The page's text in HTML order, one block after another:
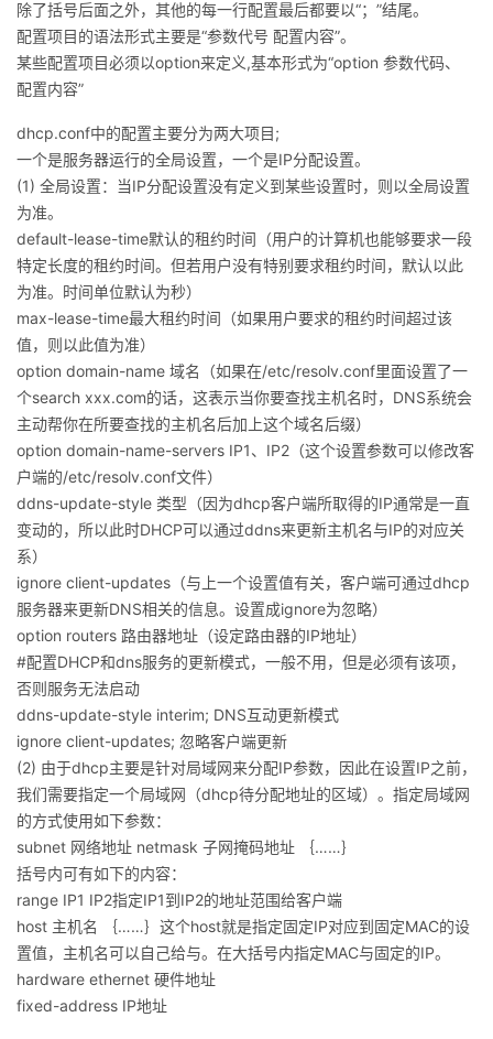
除了括号后面之外，其他的每一行配置最后都要以“；”结尾。
配置项目的语法形式主要是“参数代号 配置内容”。
某些配置项目必须以option来定义,基本形式为“option 参数代码、
配置内容”
dhcp.conf中的配置主要分为两大项目;
一个是服务器运行的全局设置，一个是IP分配设置。
(1) 全局设置：当IP分配设置没有定义到某些设置时，则以全局设置
为准。
default-lease-time默认的租约时间（用户的计算机也能够要求一段
特定长度的租约时间。但若用户没有特别要求租约时间，默认以此
为准。时间单位默认为秒）
max-lease-time最大租约时间（如果用户要求的租约时间超过该
值，则以此值为准）
option domain-name 域名（如果在/etc/resolv.conf里面设置了一
个search xxx.com的话，这表示当你要查找主机名时，DNS系统会
主动帮你在所要查找的主机名后加上这个域名后缀）
option domain-name-servers IP1、IP2（这个设置参数可以修改客
户端的/etc/resolv.conf文件）
ddns-update-style 类型（因为dhcp客户端所取得的IP通常是一直
变动的，所以此时DHCP可以通过ddns来更新主机名与IP的对应关
系）
ignore client-updates（与上一个设置值有关，客户端可通过dhcp
服务器来更新DNS相关的信息。设置成ignore为忽略）
option routers 路由器地址（设定路由器的IP地址）
#配置DHCP和dns服务的更新模式，一般不用，但是必须有该项，
否则服务无法启动
ddns-update-style interim; DNS互动更新模式
ignore client-updates; 忽略客户端更新
(2) 由于dhcp主要是针对局域网来分配IP参数，因此在设置IP之前，
我们需要指定一个局域网（dhcp待分配地址的区域）。指定局域网
的方式使用如下参数：
subnet 网络地址 netmask 子网掩码地址 ｛……｝
括号内可有如下的内容：
range IP1 IP2指定IP1到IP2的地址范围给客户端
host 主机名 ｛……｝这个host就是指定固定IP对应到固定MAC的设
置值，主机名可以自己给与。在大括号内指定MAC与固定的IP。
hardware ethernet 硬件地址
fixed-address IP地址